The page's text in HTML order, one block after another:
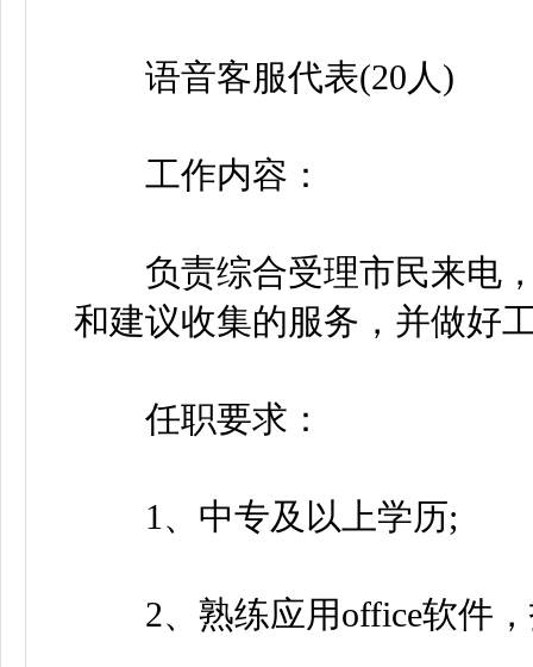
语音客服代表(20人)
工作内容：
负责综合受理市民来电，
和建议收集的服务，并做好
任职要求：
1、中专及以上学历;
2、熟练应用office软件，